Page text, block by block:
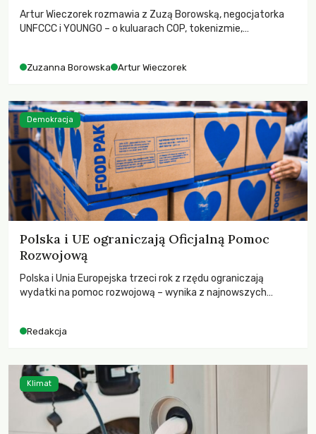
Artur Wieczorek rozmawia z Zuzą Borowską, negocjatorka
UNFCCC i YOUNGO – o kuluarach COP, tokenizmie,
Zuzanna Borowska Artur Wieczorek
Polska i UE ograniczają Oficjalną Pomoc
Rozwojową
Polska i Unia Europejska trzeci rok z rzędu ograniczają
wydatki na pomoc rozwojową – wynika z najnowszych
odnotowano największe tąpnięcie ODA w historii. Jakie będą
kryzysami i ubóstwem?
Redakcja
Demokracja
Klimat